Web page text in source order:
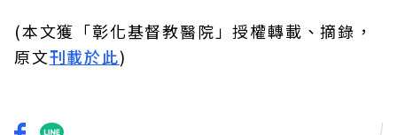
(本文獲「彰化基督教醫院」授權轉載、摘錄，
原文刊載於此)